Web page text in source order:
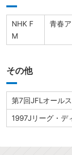
NHK F
M
青春
その他
第7回JFLオール
1997Jリーグ・デ